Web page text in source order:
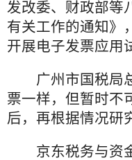
发改委、财政部等
有关工作的通知》
开展电子发票应用
广州市国税局总
票一样，但暂时不
后，再根据情况研
京东税务与资金